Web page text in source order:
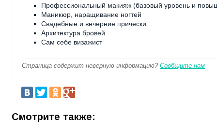
Профессиональный макияж (базовый уровень и
Маникюр, наращивание ногтей
Свадебные и вечерние прически
Архитектура бровей
Сам себе визажист
Страница содержит неверную информацию? Сообщите нам
Смотрите также: